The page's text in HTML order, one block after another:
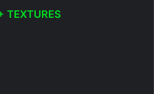
TEXTURES